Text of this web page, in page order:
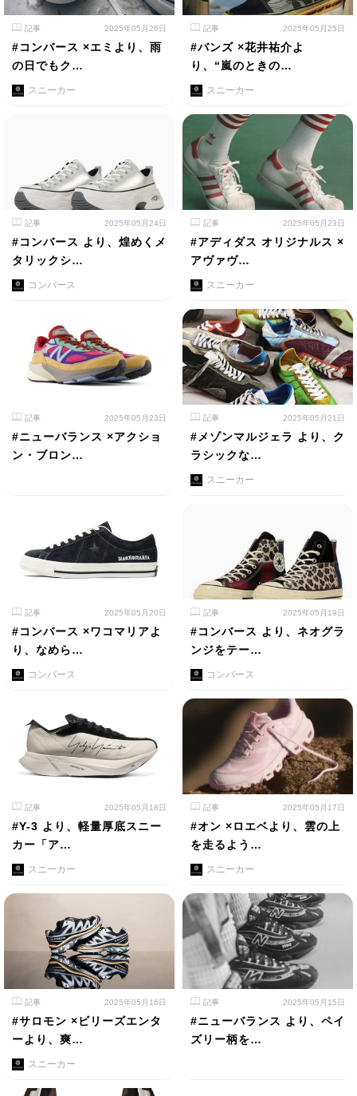
記事 2025年05月26日
#コンバース ×エミより、雨
の日でもク…
スニーカー
記事 2025年05月25日
#バンズ ×花井祐介よ
り、“嵐のときの…
スニーカー
記事 2025年05月24日
#コンバース より、煌めくメ
タリックシ…
コンバース
記事 2025年05月23日
#アディダス オリジナルス ×
アヴァヴ…
スニーカー
記事 2025年05月23日
#ニューバランス ×アクショ
ン・ブロン…
記事 2025年05月21日
#メゾンマルジェラ より、ク
ラシックな…
スニーカー
記事 2025年05月20日
#コンバース ×ワコマリアよ
り、なめら…
コンバース
記事 2025年05月19日
#コンバース より、ネオグラ
ンジをテー…
コンバース
記事 2025年05月18日
#Y-3 より、軽量厚底スニー
カー「ア…
スニーカー
記事 2025年05月17日
#オン ×ロエベより、雲の上
を走るよう…
スニーカー
記事 2025年05月16日
#サロモン ×ビリーズエンタ
ーより、爽…
スニーカー
記事 2025年05月15日
#ニューバランス より、ペイ
ズリー柄を…